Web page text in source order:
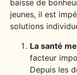
baisse de
jeunes, il est
solutions
La santé
facteur
Depuis les